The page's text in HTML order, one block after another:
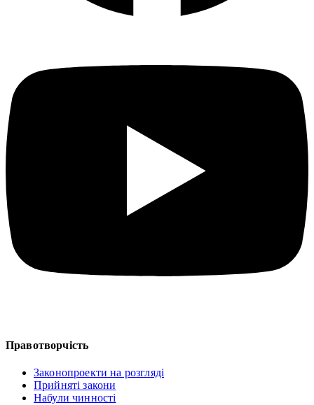
Правотворчість
Законопроекти на розгляді
Прийняті закони
Набули чинності